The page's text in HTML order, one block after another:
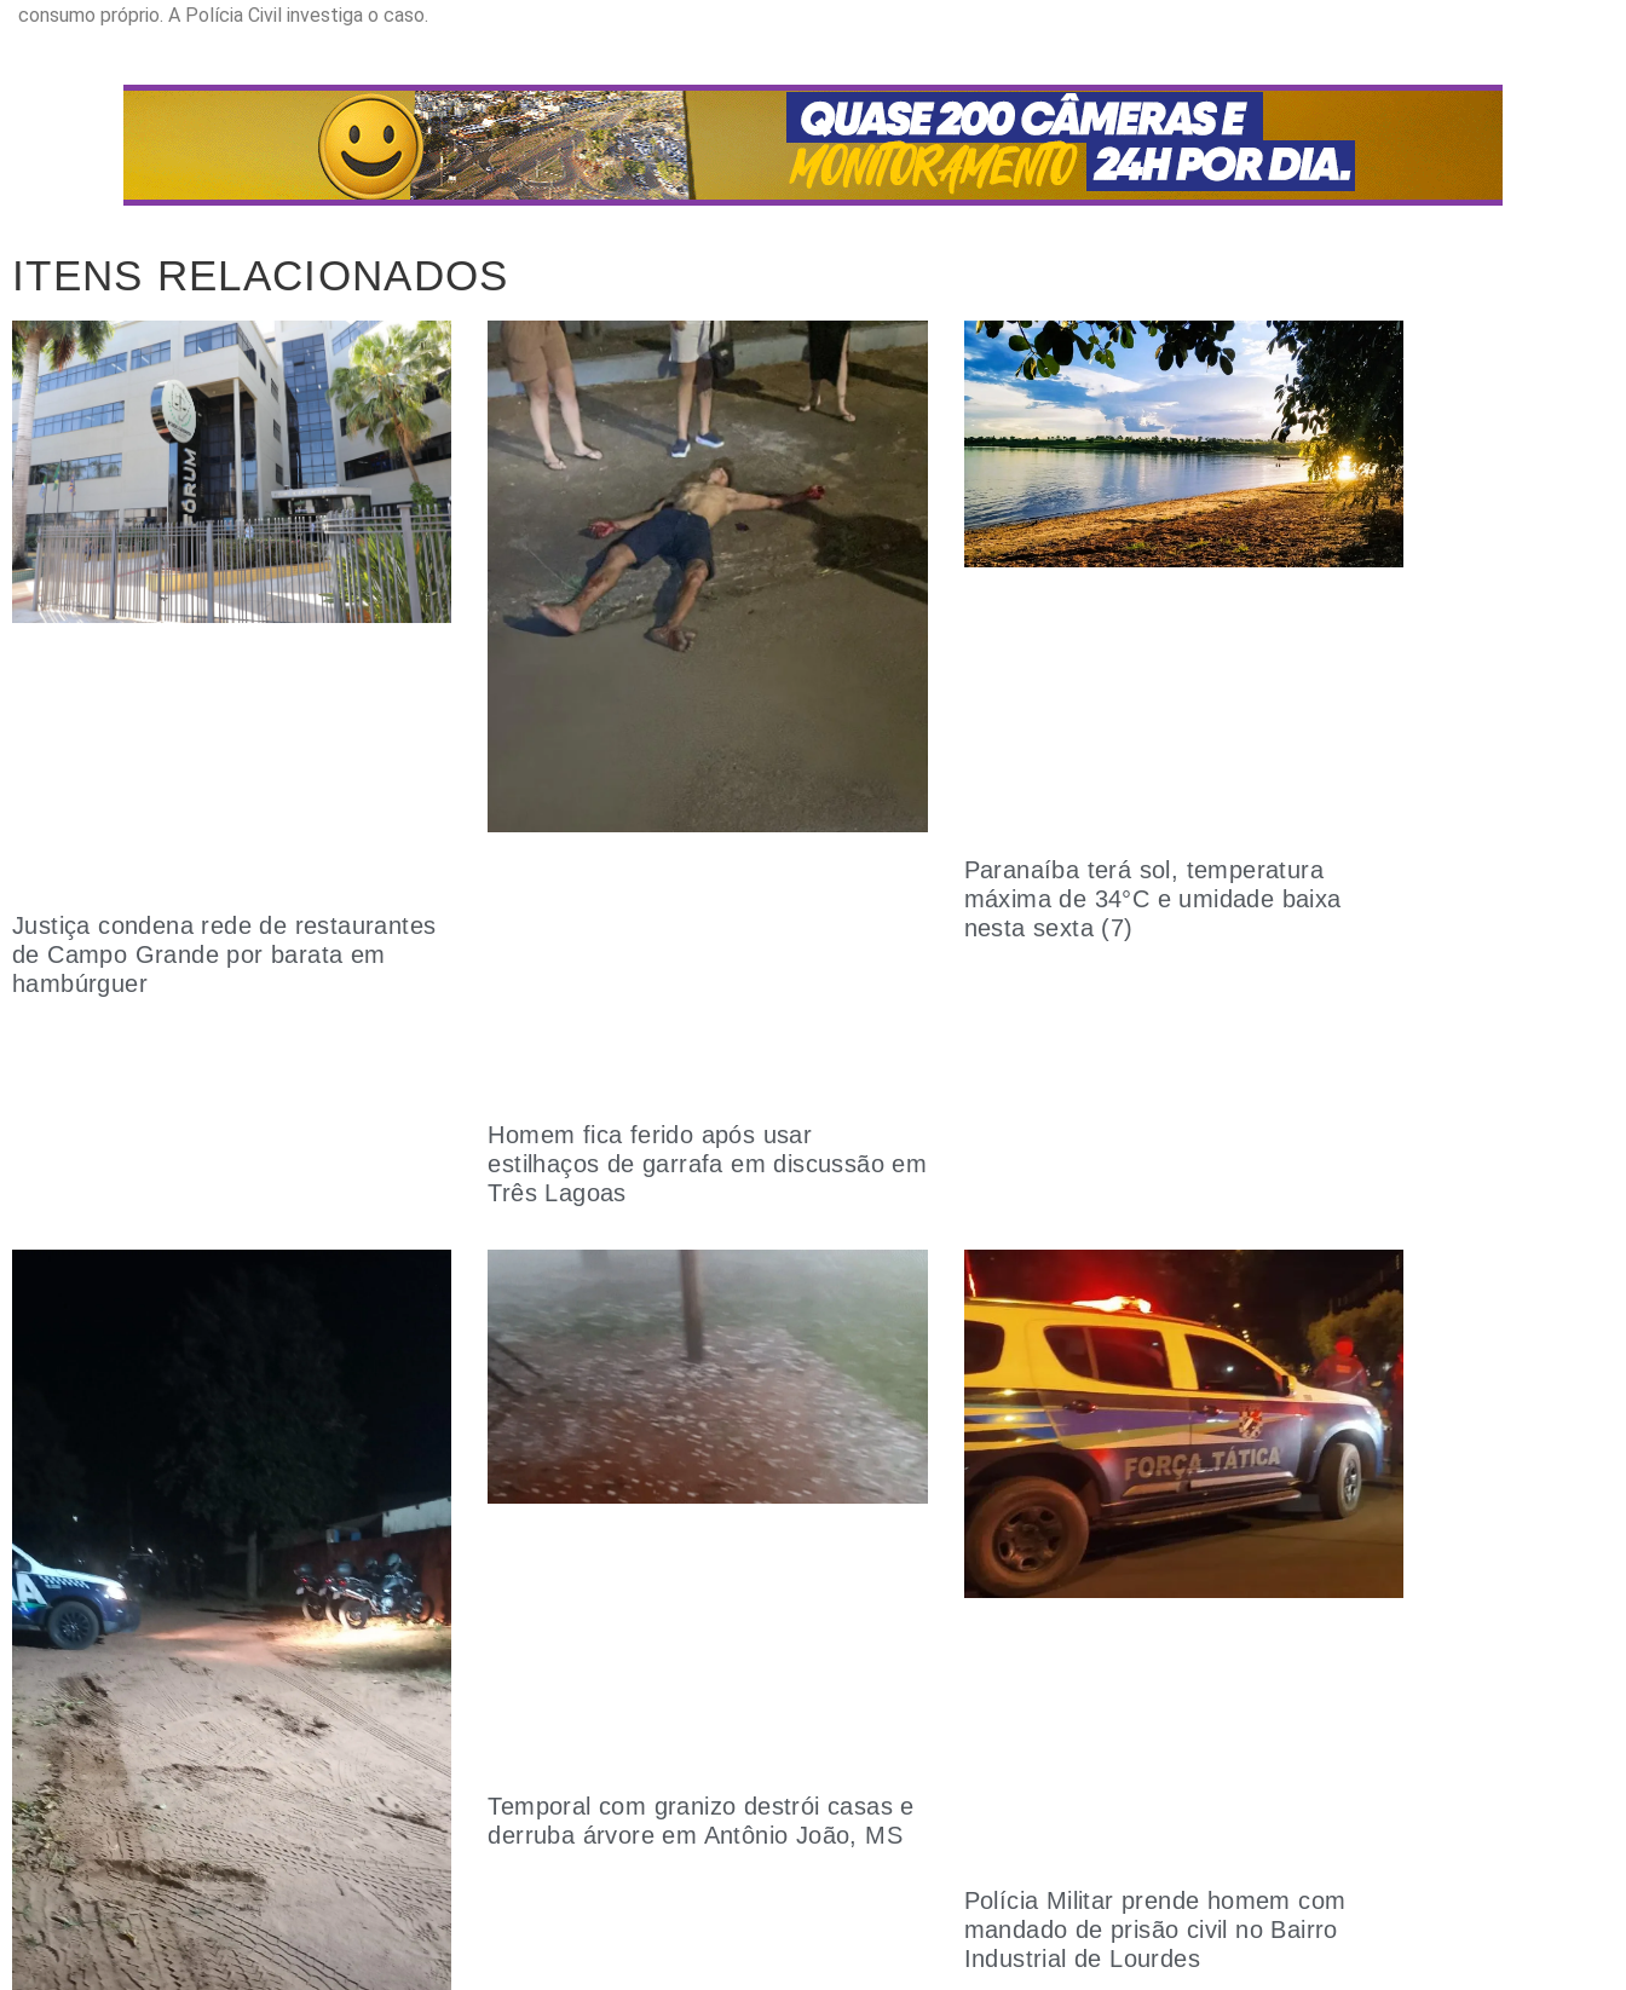
consumo próprio. A Polícia Civil investiga o caso.
ITENS RELACIONADOS
Justiça condena rede de restaurantes
de Campo Grande por barata em
hambúrguer
Homem fica ferido após usar
estilhaços de garrafa em discussão em
Três Lagoas
Paranaíba terá sol, temperatura
máxima de 34°C e umidade baixa
nesta sexta (7)
Temporal com granizo destrói casas e
derruba árvore em Antônio João, MS
Polícia Militar prende homem com
mandado de prisão civil no Bairro
Industrial de Lourdes